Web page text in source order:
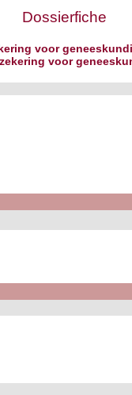
Dossierfiche
voor
voor